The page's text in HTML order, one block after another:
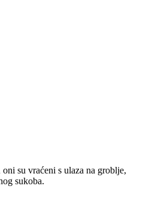
su vraćeni s ulaza na groblje,
sukoba.